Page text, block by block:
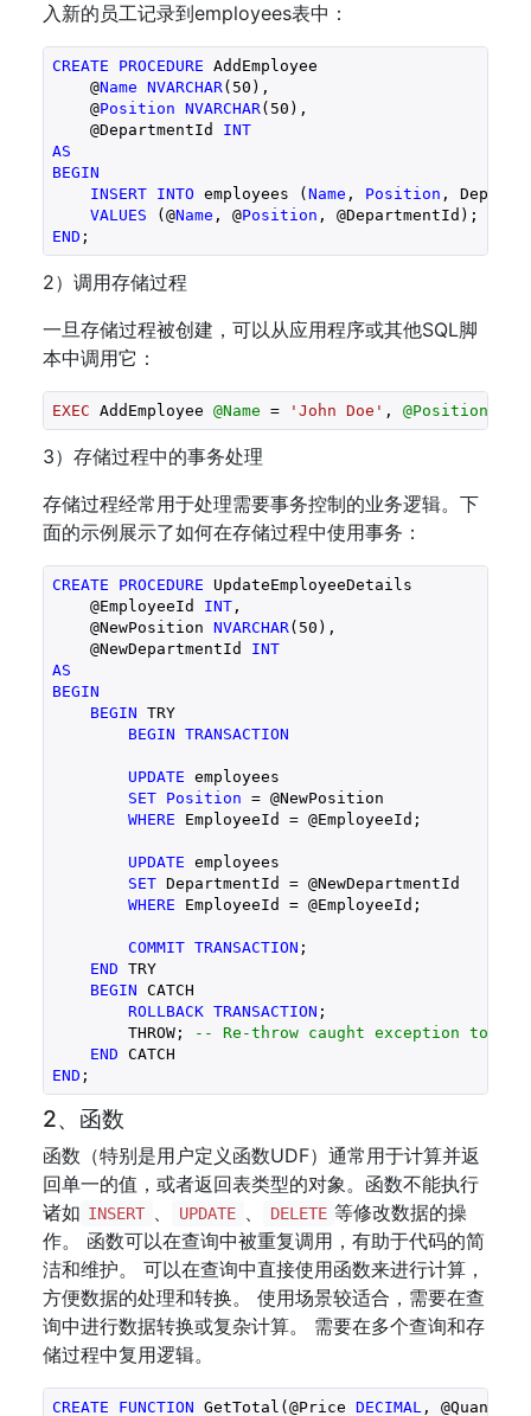
入新的员工记录到employees表中：
CREATE PROCEDURE AddEmployee
    @
Name NVARCHAR( 50 ),
    @
Position NVARCHAR( 50 ),
    @DepartmentId
INT
AS
BEGIN
INSERT
INTO employees (Name , Position ,
VALUES (@Name , @Position
END
2）调用存储过程
一旦存储过程被创建，可以从应用程序或其他SQL脚
本中调用它：
EXEC AddEmployee @Name = 'John Doe' , @Position
3）存储过程中的事务处理
存储过程经常用于处理需要事务控制的业务逻辑。下
面的示例展示了如何在存储过程中使用事务：
CREATE PROCEDURE UpdateEmployeeDetails
    @EmployeeId
INT,
    @NewPosition
NVARCHAR( 50 ),
    @NewDepartmentId
INT
AS
BEGIN
BEGIN TRY
BEGIN TRANSACTION
UPDATE employees
SET
Position = @NewPosition
WHERE EmployeeId = @EmployeeId;
UPDATE employees
SET DepartmentId = @NewDepartmentId
WHERE EmployeeId = @EmployeeId;
COMMIT TRANSACTION ;
END TRY
BEGIN CATCH
ROLLBACK TRANSACTION ;
        THROW;
-- Re-throw caught exception to
END
END ;
2、函数
函数（特别是用户定义函数UDF）通常用于计算并返
回单一的值，或者返回表类型的对象。函数不能执行
诸如 INSERT 、 UPDATE 、 DELETE 等修改数据的操
作。 函数可以在查询中被重复调用，有助于代码的简
洁和维护。 可以在查询中直接使用函数来进行计算，
方便数据的处理和转换。 使用场景较适合，需要在查
询中进行数据转换或复杂计算。 需要在多个查询和存
储过程中复用逻辑。
CREATE FUNCTION GetTotal(@Price DECIMAL ,